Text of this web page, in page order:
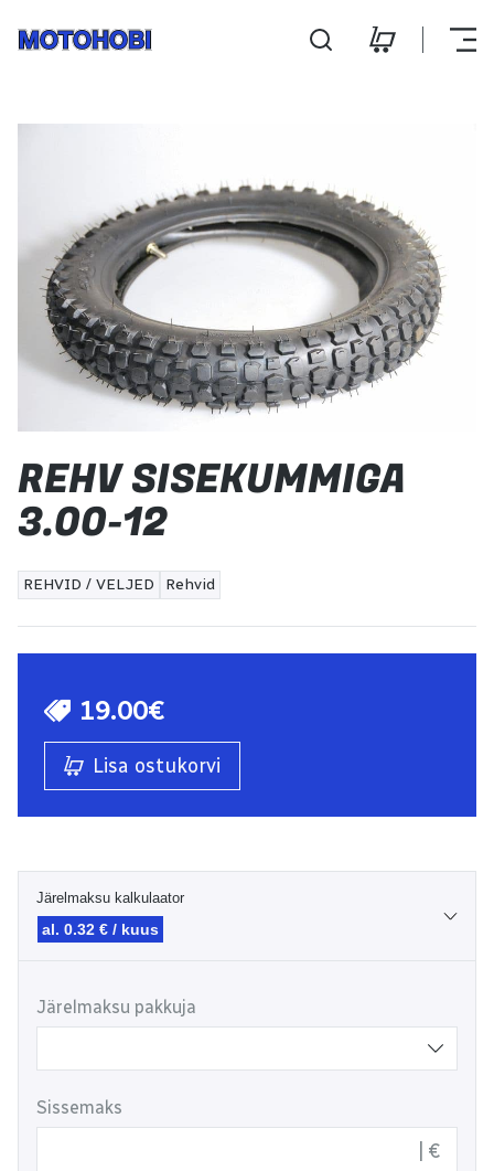
Kontakt
E-pood
E-R 9:00 - 18:00
L 10:00 - 14:00
REHV SISEKUMMIGA
3.00-12
REHVID / VELJED Rehvid
19.00€
Lisa ostukorvi
Järelmaksu kalkulaator
al. 0.32 € / kuus
Järelmaksu pakkuja
Sissemaks
€